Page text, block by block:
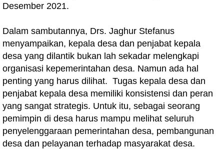
Desember 2021.
Dalam sambutannya, Drs. Jaghur Stefanus
menyampaikan, kepala desa dan penjabat kepala
desa yang dilantik bukan lah sekadar melengkapi
organisasi kepemerintahan desa. Namun ada hal
penting yang harus dilihat. Tugas kepala desa dan
penjabat kepala desa memiliki konsistensi dan peran
yang sangat strategis. Untuk itu, sebagai seorang
pemimpin di desa harus mampu melihat seluruh
penyelenggaraan pemerintahan desa, pembangunan
desa dan pelayanan terhadap masyarakat desa.